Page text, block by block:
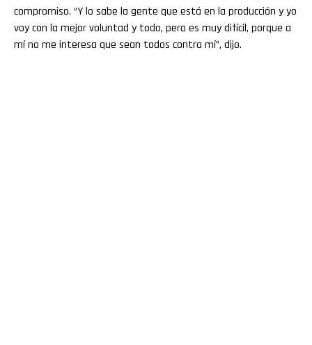
compromiso. “Y lo sabe la gente que está en la producción y yo
voy con la mejor voluntad y todo, pero es muy difícil, porque a
mí no me interesa que sean todos contra mí”, dijo.